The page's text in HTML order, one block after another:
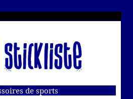
de sports